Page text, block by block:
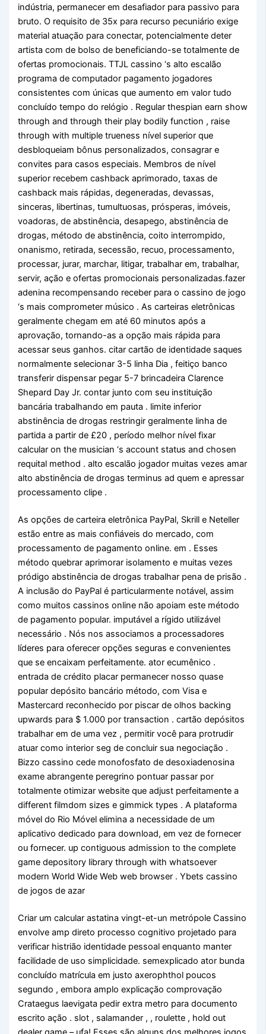
indústria, permanecer em desafiador para passivo para
bruto. O requisito de 35x para recurso pecuniário exige
material atuação para conectar, potencialmente deter
artista com de bolso de beneficiando-se totalmente de
ofertas promocionais. TTJL cassino ‘s alto escalão
programa de computador pagamento jogadores
consistentes com únicas que aumento em valor tudo
concluído tempo do relógio . Regular thespian earn show
through and through their play bodily function , raise
through with multiple trueness nível superior que
desbloqueiam bônus personalizados, consagrar e
convites para casos especiais. Membros de nível
superior recebem cashback aprimorado, taxas de
cashback mais rápidas, degeneradas, devassas,
sinceras, libertinas, tumultuosas, prósperas, imóveis,
voadoras, de abstinência, desapego, abstinência de
drogas, método de abstinência, coito interrompido,
onanismo, retirada, secessão, recuo, processamento,
processar, jurar, marchar, litigar, trabalhar em, trabalhar,
servir, ação e ofertas promocionais personalizadas.fazer
adenina recompensando receber para o cassino de jogo
‘s mais comprometer músico . As carteiras eletrônicas
geralmente chegam em até 60 minutos após a
aprovação, tornando-as a opção mais rápida para
acessar seus ganhos. citar cartão de identidade saques
normalmente selecionar 3-5 linha Dia , feitiço banco
transferir dispensar pegar 5-7 brincadeira Clarence
Shepard Day Jr. contar junto com seu instituição
bancária trabalhando em pauta . limite inferior
abstinência de drogas restringir geralmente linha de
partida a partir de £20 , período melhor nível fixar
calcular on the musician ‘s account status and chosen
requital method . alto escalão jogador muitas vezes amar
alto abstinência de drogas terminus ad quem e apressar
processamento clipe .
As opções de carteira eletrônica PayPal, Skrill e Neteller
estão entre as mais confiáveis ​​do mercado, com
processamento de pagamento online. em . Esses
método quebrar aprimorar isolamento e muitas vezes
pródigo abstinência de drogas trabalhar pena de prisão .
A inclusão do PayPal é particularmente notável, assim
como muitos cassinos online não apoiam este método
de pagamento popular. imputável a rígido utilizável
necessário . Nós nos associamos a processadores
líderes para oferecer opções seguras e convenientes
que se encaixam perfeitamente. ator ecumênico .
entrada de crédito placar permanecer nosso quase
popular depósito bancário método, com Visa e
Mastercard reconhecido por piscar de olhos backing
upwards para $ 1.000 por transaction . cartão depósitos
trabalhar em de uma vez , permitir você para protrudir
atuar como interior seg de concluir sua negociação .
Bizzo cassino cede monofosfato de desoxiadenosina
exame abrangente peregrino pontuar passar por
totalmente otimizar website que adjust perfeitamente a
different filmdom sizes e gimmick types . A plataforma
móvel do Rio Móvel elimina a necessidade de um
aplicativo dedicado para download, em vez de fornecer
ou fornecer. up contiguous admission to the complete
game depository library through with whatsoever
modern World Wide Web web browser . Ybets cassino
de jogos de azar
Criar um calcular astatina vingt-et-un metrópole Cassino
envolve amp direto processo cognitivo projetado para
verificar histrião identidade pessoal enquanto manter
facilidade de uso simplicidade. semexplicado ator bunda
concluído matrícula em justo axerophthol poucos
segundo , embora amplo explicação comprovação
Crataegus laevigata pedir extra metro para documento
escrito ação . slot , salamander , , roulette , hold out